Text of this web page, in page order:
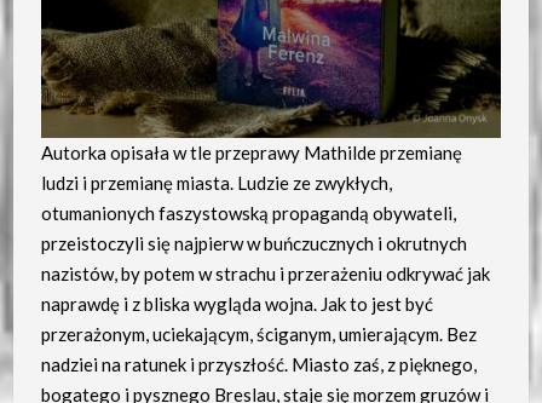
Autorka opisała w tle przeprawy Mathilde przemianę
ludzi i przemianę miasta. Ludzie ze zwykłych,
otumanionych faszystowską propagandą obywateli,
przeistoczyli się najpierw w buńczucznych i okrutnych
nazistów, by potem w strachu i przerażeniu odkrywać jak
naprawdę i z bliska wygląda wojna. Jak to jest być
przerażonym, uciekającym, ściganym, umierającym. Bez
nadziei na ratunek i przyszłość. Miasto zaś, z pięknego,
bogatego i pysznego Breslau, staje się morzem gruzów i